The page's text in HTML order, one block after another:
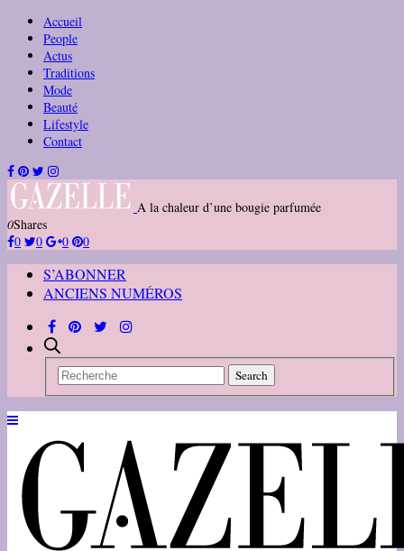
Accueil
People
Actus
Traditions
Mode
Beauté
Lifestyle
Contact
A la chaleur d’une bougie parfumée
0Shares
0
0 0 0
S’ABONNER
ANCIENS NUMÉROS